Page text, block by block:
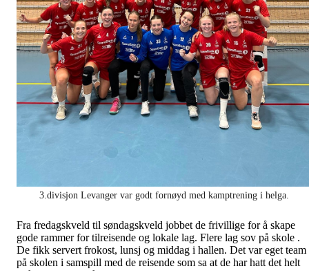
3.divisjon Levanger var godt fornøyd med kamptrening i helga.
Fra fredagskveld til søndagskveld jobbet de frivillige for å skape
gode rammer for tilreisende og lokale lag. Flere lag sov på skole .
De fikk servert frokost, lunsj og middag i hallen. Det var eget team
på skolen i samspill med de reisende som sa at de har hatt det helt